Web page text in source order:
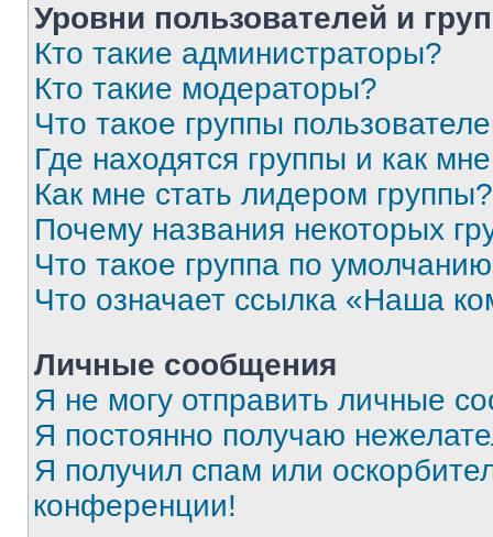
Уровни пользователей и
Кто такие администраторы?
Кто такие модераторы?
Что такое группы
Где находятся группы и как
Как мне стать лидером группы?
Почему названия некоторых
Что такое группа по
Что означает ссылка «Наша
Личные сообщения
Я не могу отправить личные
Я постоянно получаю
Я получил спам или
конференции!